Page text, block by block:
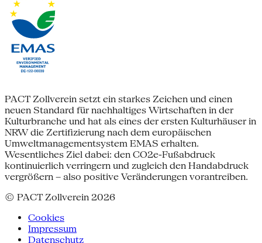
PACT Zollverein setzt ein starkes Zeichen und einen
neuen Standard für nachhaltiges Wirtschaften in der
Kulturbranche und hat als eines der ersten Kulturhäuser in
NRW die Zertifizierung nach dem europäischen
Umweltmanagementsystem EMAS erhalten.
Wesentliches Ziel dabei: den CO2e-Fußabdruck
kontinuierlich verringern und zugleich den Handabdruck
vergrößern – also positive Veränderungen vorantreiben.
© PACT Zollverein 2026
Cookies
Impressum
Datenschutz